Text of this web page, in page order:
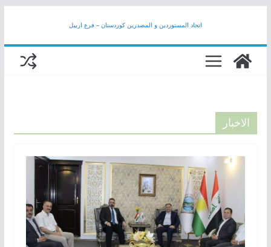
content
اتحاد المستوردين و المصدرين كوردستان – فرع اربيل
الاخبار